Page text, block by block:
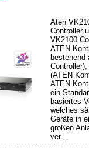
Aten
Controller
VK2100
ATEN
bestehend
(ATEN
ATEN
ein
basiertes
welches
Geräte in
großen
ver...